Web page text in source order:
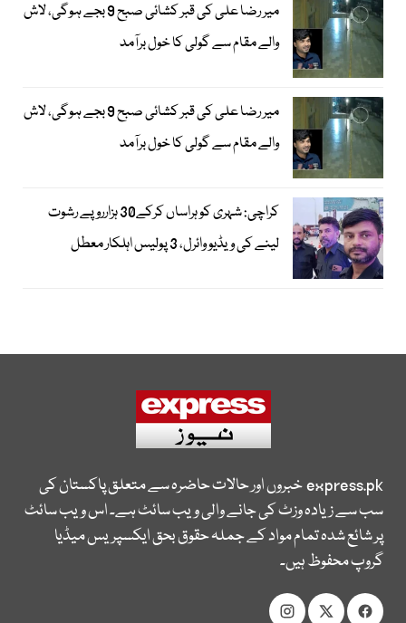
میر رضا علی کی قبر کشائی صبح 9 بجے ہوگی، لاش
والے مقام سے گولی کا خول برآمد
میر رضا علی کی قبر کشائی صبح 9 بجے ہوگی، لاش
والے مقام سے گولی کا خول برآمد
کراچی: شہری کو ہراساں کرکے30 ہزارروپے رشوت
لینے کی ویڈیو وائرل، 3 پولیس اہلکار معطل
express.pkخبروں اور حالات حاضرہ سے متعلق پاکستان کی
سب سے زیادہ وزٹ کی جانے والی ویب سائٹ ہے۔ اس ویب سائٹ
پر شائع شدہ تمام مواد کے جملہ حقوق بحق ایکسپریس میڈیا
گروپ محفوظ ہیں۔